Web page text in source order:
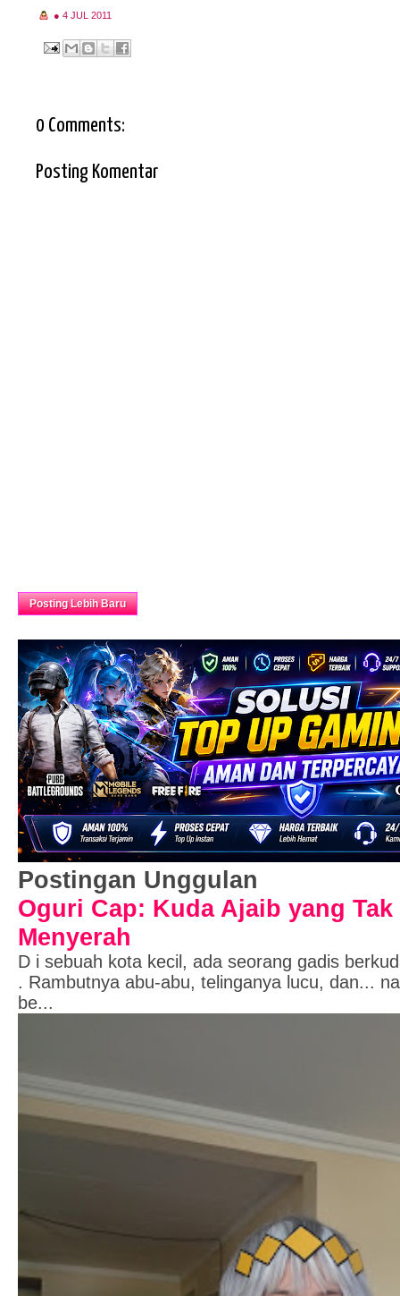
● 4 JUL 2011
0 Comments:
Posting Komentar
Posting Lebih Baru
Postingan Unggulan
Oguri Cap: Kuda Ajaib yang Tak
Menyerah
D i sebuah kota kecil, ada seorang gadis
. Rambutnya abu-abu, telinganya lucu, dan...
be...